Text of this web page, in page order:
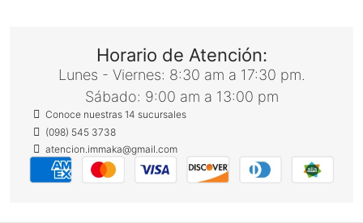
Horario de Atención:
Lunes - Viernes: 8:30 am a 17:30 pm.
Sábado: 9:00 am a 13:00 pm
Conoce nuestras 14 sucursales
(098) 545 3738
atencion.immaka@gmail.com